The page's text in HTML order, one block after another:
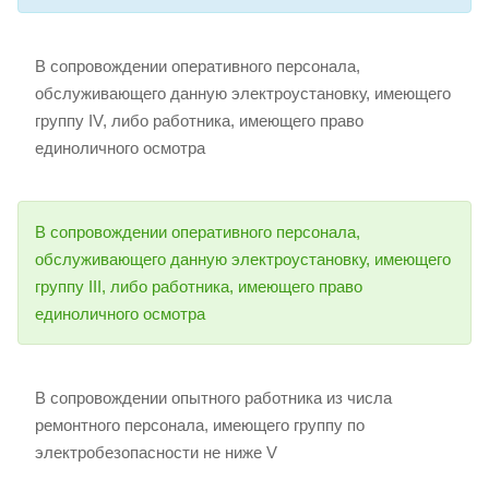
В сопровождении оперативного персонала,
обслуживающего данную электроустановку, имеющего
группу IV, либо работника, имеющего право
единоличного осмотра
В сопровождении оперативного персонала,
обслуживающего данную электроустановку, имеющего
группу III, либо работника, имеющего право
единоличного осмотра
В сопровождении опытного работника из числа
ремонтного персонала, имеющего группу по
электробезопасности не ниже V